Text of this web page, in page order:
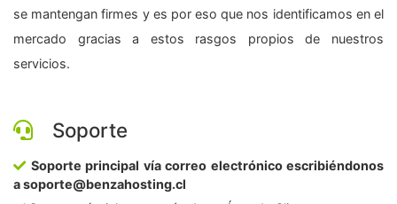
se mantengan firmes y es por eso que nos identificamos en el
mercado gracias a estos rasgos propios de nuestros
servicios.
Soporte
Soporte principal vía correo electrónico escribiéndonos
a soporte@benzahosting.cl